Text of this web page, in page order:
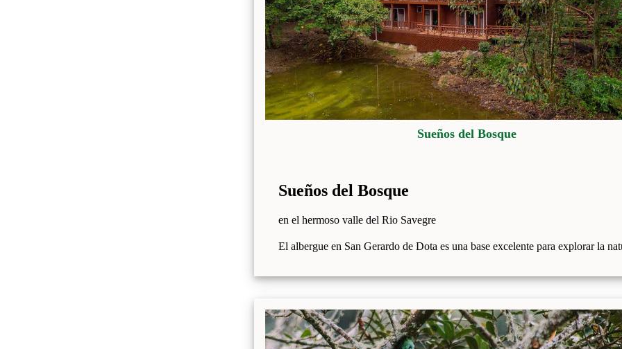
Sueños del Bosque
Sueños del Bosque
en el hermoso valle del Rio Savegre
El albergue en San Gerardo de Dota es una base excelente para explorar la